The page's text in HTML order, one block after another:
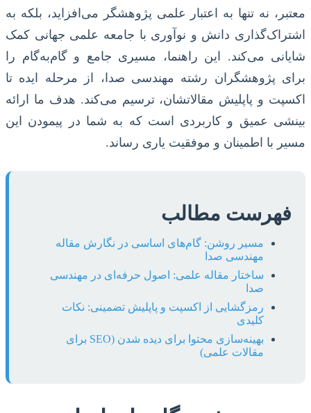
معتبر، نه تنها به اعتبار علمی پژوهشگر می‌افزاید، بلکه به
اشتراک‌گذاری دانش و نوآوری با جامعه علمی جهانی کمک
شایانی می‌کند. این راهنما، مسیری جامع و گام‌به‌گام را
برای پژوهشگران رشته مهندسی صدا، از مرحله ایده تا
اکسپت و پاپلیش مقالاتشان، ترسیم می‌کند. هدف ما ارائه
بینشی عمیق و کاربردی است که به شما در پیمودن این
مسیر با اطمینان و موفقیت یاری رساند.
فهرست مطالب
مسیر روشن: گام‌های اساسی در نگارش مقاله
مهندسی صدا
ساختار مقاله علمی: اصول حرفه‌ای در مهندسی
صدا
رمزگشایی از اکسپت و پاپلیش تضمینی: نکات
کلیدی
بهینه‌سازی محتوا برای دیده شدن (SEO برای
مقالات علمی)